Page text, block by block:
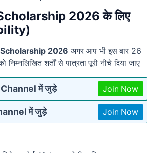
2026 के लिए
2026 अगर आप भी इस बार 26
शर्तों से पात्रता पूरी नीचे दिया जाए
में जुड़े Join Now
में जुड़े Join Now